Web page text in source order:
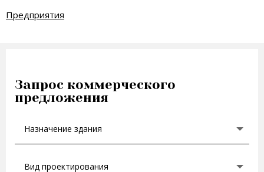
Предприятия
Запрос коммерческого
предложения